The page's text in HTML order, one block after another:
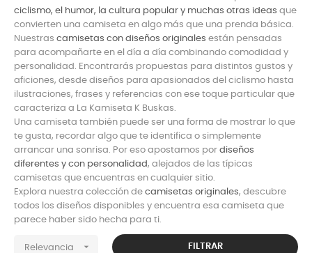
ciclismo, el humor, la cultura popular y muchas otras ideas que
convierten una camiseta en algo más que una prenda básica.
Nuestras camisetas con diseños originales están pensadas
para acompañarte en el día a día combinando comodidad y
personalidad. Encontrarás propuestas para distintos gustos y
aficiones, desde diseños para apasionados del ciclismo hasta
ilustraciones, frases y referencias con ese toque particular que
caracteriza a La Kamiseta K Buskas.
Una camiseta también puede ser una forma de mostrar lo que
te gusta, recordar algo que te identifica o simplemente
arrancar una sonrisa. Por eso apostamos por diseños
diferentes y con personalidad, alejados de las típicas
camisetas que encuentras en cualquier sitio.
Explora nuestra colección de camisetas originales, descubre
todos los diseños disponibles y encuentra esa camiseta que
parece haber sido hecha para ti.
Relevancia  FILTRAR